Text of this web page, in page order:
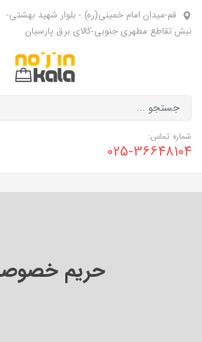
قم-میدان امام خمینی(ره) - بلوار شهید بهشتی-
نبش تقاطع مطهری جنوبی-کالای برق پارسیان
شماره تماس:
025-36648104
حریم